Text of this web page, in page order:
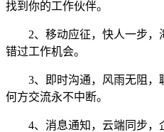
找到你的工作伙伴。
2、移动应征，快人一步，
错过工作机会。
3、即时沟通，风雨无阻，
何方交流永不中断。
4、消息通知，云端同步，